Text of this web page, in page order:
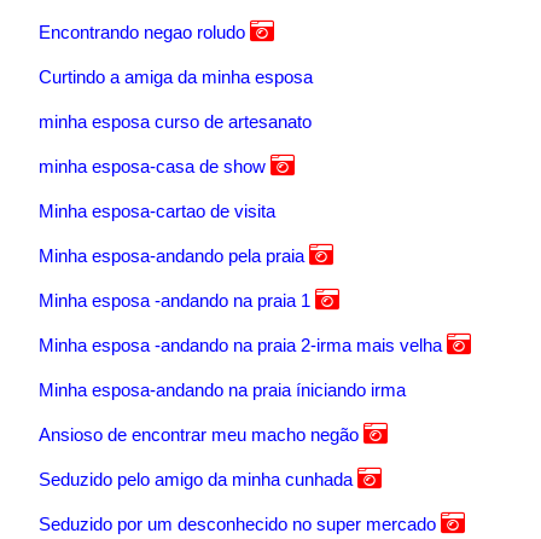
Encontrando negao roludo
Curtindo a amiga da minha esposa
minha esposa curso de artesanato
minha esposa-casa de show
Minha esposa-cartao de visita
Minha esposa-andando pela praia
Minha esposa -andando na praia 1
Minha esposa -andando na praia 2-irma mais velha
Minha esposa-andando na praia íniciando irma
Ansioso de encontrar meu macho negão
Seduzido pelo amigo da minha cunhada
Seduzido por um desconhecido no super mercado